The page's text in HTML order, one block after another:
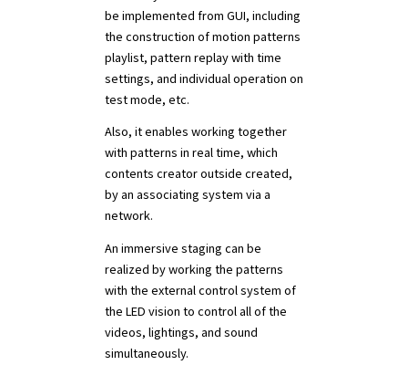
be implemented from GUI, including
the construction of motion patterns
playlist, pattern replay with time
settings, and individual operation on
test mode, etc.
Also, it enables working together
with patterns in real time, which
contents creator outside created,
by an associating system via a
network.
An immersive staging can be
realized by working the patterns
with the external control system of
the LED vision to control all of the
videos, lightings, and sound
simultaneously.